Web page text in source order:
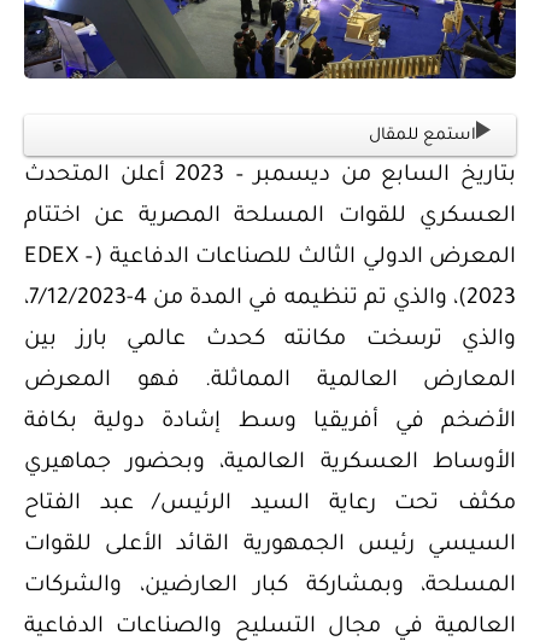
استمع للمقال
بتاريخ السابع من ديسمبر – 2023 أعلن المتحدث
العسكري للقوات المسلحة المصرية عن اختتام
المعرض الدولي الثالث للصناعات الدفاعية (EDEX –
2023)، والذي تم تنظيمه في المدة من 4-7/12/2023،
والذي ترسخت مكانته كحدث عالمي بارز بين
المعارض العالمية المماثلة. فهو المعرض
الأضخم في أفريقيا وسط إشادة دولية بكافة
الأوساط العسكرية العالمية، وبحضور جماهيري
مكثف تحت رعاية السيد الرئيس/ عبد الفتاح
السيسي رئيس الجمهورية القائد الأعلى للقوات
المسلحة، وبمشاركة كبار العارضين، والشركات
العالمية في مجال التسليح والصناعات الدفاعية